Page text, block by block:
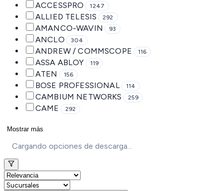
ACCESSPRO 1247
ALLIED TELESIS 292
AMANCO-WAVIN 93
ANCLO 304
ANDREW / COMMSCOPE 116
ASSA ABLOY 119
ATEN 156
BOSE PROFESSIONAL 114
CAMBIUM NETWORKS 259
CAME 292
Mostrar más
Cargando opciones de descarga...